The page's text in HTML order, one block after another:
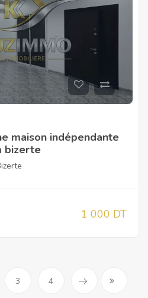
maison indépendante
bizerte
1 000 DT
3 4